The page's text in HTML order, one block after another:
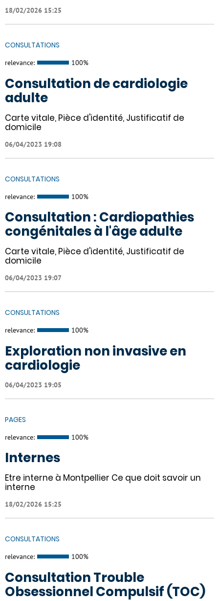
18/02/2026 15:25
CONSULTATIONS
relevance: 100%
Consultation de cardiologie
adulte
Carte vitale, Pièce d'identité, Justificatif de
domicile
06/04/2023 19:08
CONSULTATIONS
relevance: 100%
Consultation : Cardiopathies
congénitales à l'âge adulte
Carte vitale, Pièce d'identité, Justificatif de
domicile
06/04/2023 19:07
CONSULTATIONS
relevance: 100%
Exploration non invasive en
cardiologie
06/04/2023 19:05
PAGES
relevance: 100%
Internes
Etre interne à Montpellier Ce que doit savoir un
interne
18/02/2026 15:25
CONSULTATIONS
relevance: 100%
Consultation Trouble
Obsessionnel Compulsif (TOC)